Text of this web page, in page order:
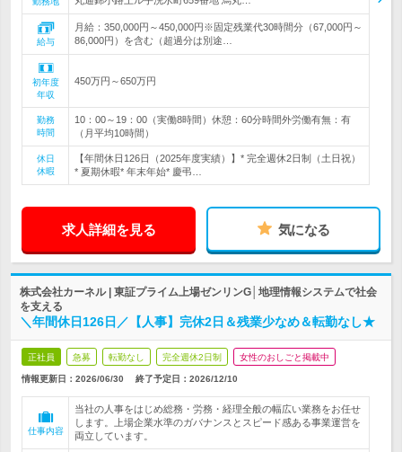
給与
月給：350,000円～450,000円※固定残業代30時間分（67,000円～
86,000円）を含む（超過分は別途…
初年度
年収
450万円～650万円
勤務
時間
10：00～19：00（実働8時間）休憩：60分時間外労働有無：有
（月平均10時間）
休日
休暇
【年間休日126日（2025年度実績）】* 完全週休2日制（土日祝）
* 夏期休暇* 年末年始* 慶弔…
求人詳細を見る 気になる
株式会社カーネル | 東証プライム上場ゼンリンG│地理情報システムで社会
を支える
＼年間休日126日／【人事】完休2日＆残業少なめ＆転勤なし★
正社員 急募 転勤なし 完全週休2日制 女性のおしごと掲載中
情報更新日：2026/06/30 終了予定日： 2026/12/10
仕事内容
当社の人事をはじめ総務・労務・経理全般の幅広い業務をお任せ
します。上場企業水準のガバナンスとスピード感ある事業運営を
両立しています。